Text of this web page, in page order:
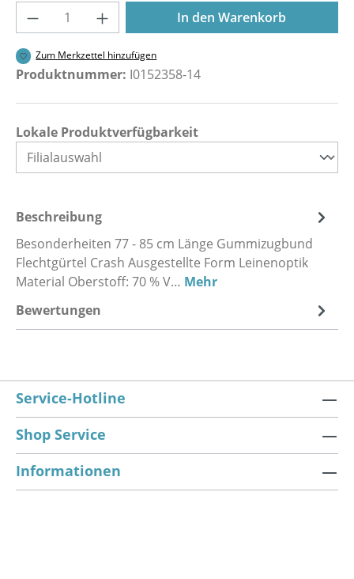
Produkt Anzahl: Gib den gewünschten
In den Warenkorb
Zum Merkzettel hinzufügen
Produktnummer: I0152358-14
Lokale Produktverfügbarkeit
Beschreibung
Besonderheiten 77 - 85 cm Länge Gummizugbund
Flechtgürtel Crash Ausgestellte Form Leinenoptik
Material Oberstoff: 70 % V… Mehr
Bewertungen
Service-Hotline
Shop Service
Informationen